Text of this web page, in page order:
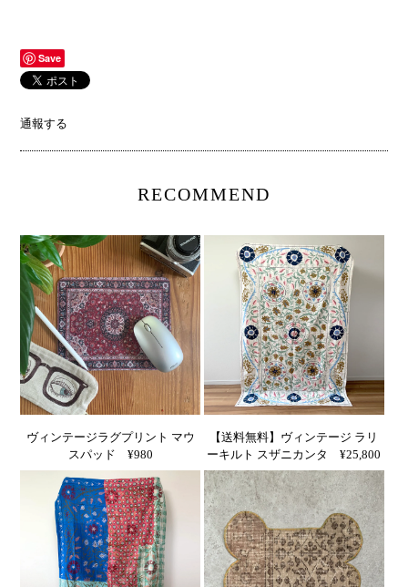
Save
通報する
RECOMMEND
ヴィンテージラグプリント マウ
スパッド ¥980
【送料無料】ヴィンテージ ラリ
ーキルト スザニカンタ ¥25,800